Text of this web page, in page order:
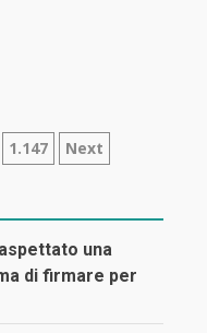
1.147 Next
una
di firmare per